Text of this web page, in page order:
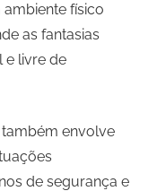
físico
as fantasias
e livre de
envolve
de segurança e